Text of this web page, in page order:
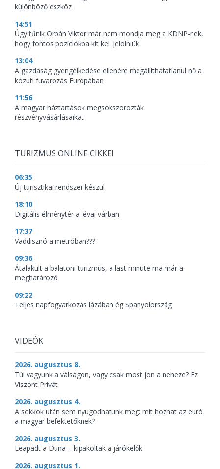
különböző eszköz
14:51
Úgy tűnik Orbán Viktor már nem mondja meg a KDNP-nek,
hogy fontos pozíciókba kit kell jelölniük
13:04
A gazdaság gyengélkedése ellenére megállíthatatlanul nő a
közúti fuvarozás Európában
11:56
A magyar háztartások megsokszorozták
részvényvásárlásaikat
TURIZMUS ONLINE CIKKEI
06:35
Új turisztikai rendszer készül
18:10
Digitális élménytér a lévai várban
17:37
Vaddisznó a metróban???
09:36
Átalakult a balatoni turizmus, a last minute ma már a
meghatározó
09:22
Teljes napfogyatkozás lázában ég Spanyolország
VIDEÓK
2026. augusztus 8.
Túl vagyunk a válságon, vagy csak most jön a neheze? Ez
Viszont Privát
2026. augusztus 4.
A sokkok után sem nyugodhatunk meg: mit hozhat az euró
a magyar befektetőknek?
2026. augusztus 3.
Leapadt a Duna – kipakoltak a járókelők
2026. augusztus 1.